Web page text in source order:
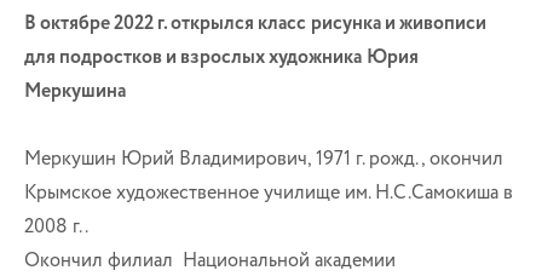
В октябре 2022 г. открылся класс рисунка и живописи
для подростков и взрослых художника Юрия
Меркушина
Меркушин Юрий Владимирович, 1971 г. рожд., окончил
Крымское художественное училище им. Н.С.Самокиша в
2008 г..
Окончил филиал Национальной академии